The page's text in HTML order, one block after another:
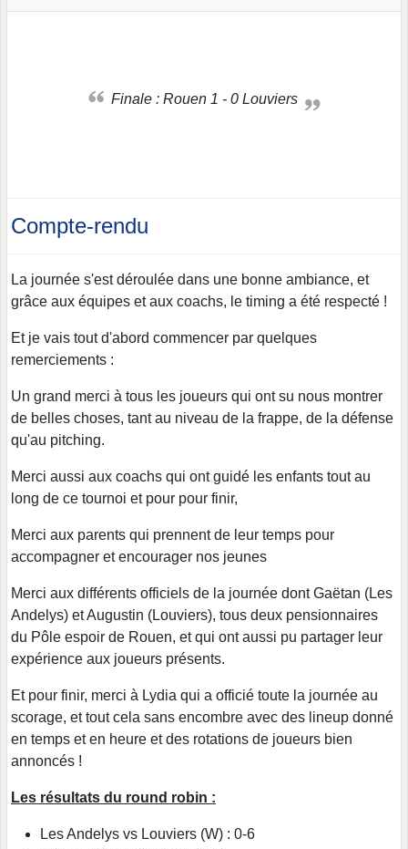
Finale : Rouen 1 - 0 Louviers
Compte-rendu
La journée s'est déroulée dans une bonne ambiance, et
grâce aux équipes et aux coachs, le timing a été respecté !
Et je vais tout d'abord commencer par quelques
remerciements :
Un grand merci à tous les joueurs qui ont su nous montrer
de belles choses, tant au niveau de la frappe, de la défense
qu'au pitching.
Merci aussi aux coachs qui ont guidé les enfants tout au
long de ce tournoi et pour pour finir,
Merci aux parents qui prennent de leur temps pour
accompagner et encourager nos jeunes
Merci aux différents officiels de la journée dont Gaëtan (Les
Andelys) et Augustin (Louviers), tous deux pensionnaires
du Pôle espoir de Rouen, et qui ont aussi pu partager leur
expérience aux joueurs présents.
Et pour finir, merci à Lydia qui a officié toute la journée au
scorage, et tout cela sans encombre avec des lineup donné
en temps et en heure et des rotations de joueurs bien
annoncés !
Les résultats du round robin :
Les Andelys vs Louviers (W) : 0-6